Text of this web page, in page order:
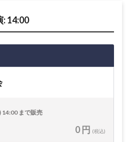
14:00
14:00 まで販売
0 円 (税込)